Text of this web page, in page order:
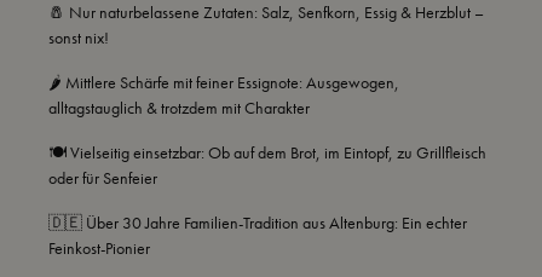
🧂 Nur naturbelassene Zutaten: Salz, Senfkorn, Essig & Herzblut –
sonst nix!
🌶️ Mittlere Schärfe mit feiner Essignote: Ausgewogen,
alltagstauglich & trotzdem mit Charakter
🍽️ Vielseitig einsetzbar: Ob auf dem Brot, im Eintopf, zu Grillfleisch
oder für Senfeier
🇩🇪 Über 30 Jahre Familien-Tradition aus Altenburg: Ein echter
Feinkost-Pionier